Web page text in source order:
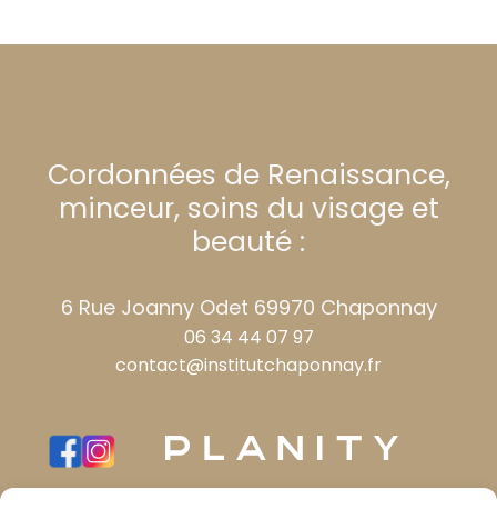
Cordonnées de Renaissance,
minceur, soins du visage et
beauté :
6 Rue Joanny Odet 69970 Chaponnay
06 34 44 07 97
contact@institutchaponnay.fr